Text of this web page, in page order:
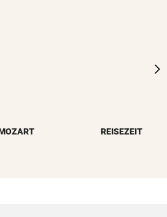
Armut: Kindererziehung
Fahrer niedergerastREISEZEIT